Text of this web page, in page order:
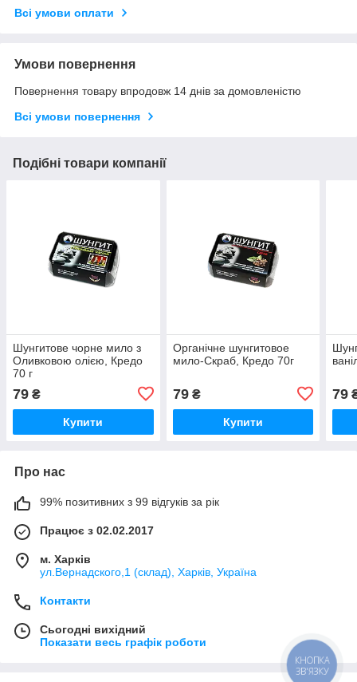
Всі умови оплати
Умови повернення
Повернення товару впродовж 14 днів за домовленістю
Всі умови повернення
Подібні товари компанії
Шунгитове чорне мило з
Оливковою олією, Кредо
70 г
79 ₴
Купити
Органічне шунгитовое
мило-Скраб, Кредо 70г
79₴
Купити
79
Про нас
99% позитивних з 99 відгуків за рік
Працює з 02.02.2017
м. Харків
ул.Вернадского,1 (склад), Харків, Україна
Контакти
Сьогодні вихідний
Показати весь графік роботи
КНОПКА
ЗВ'ЯЗКУ